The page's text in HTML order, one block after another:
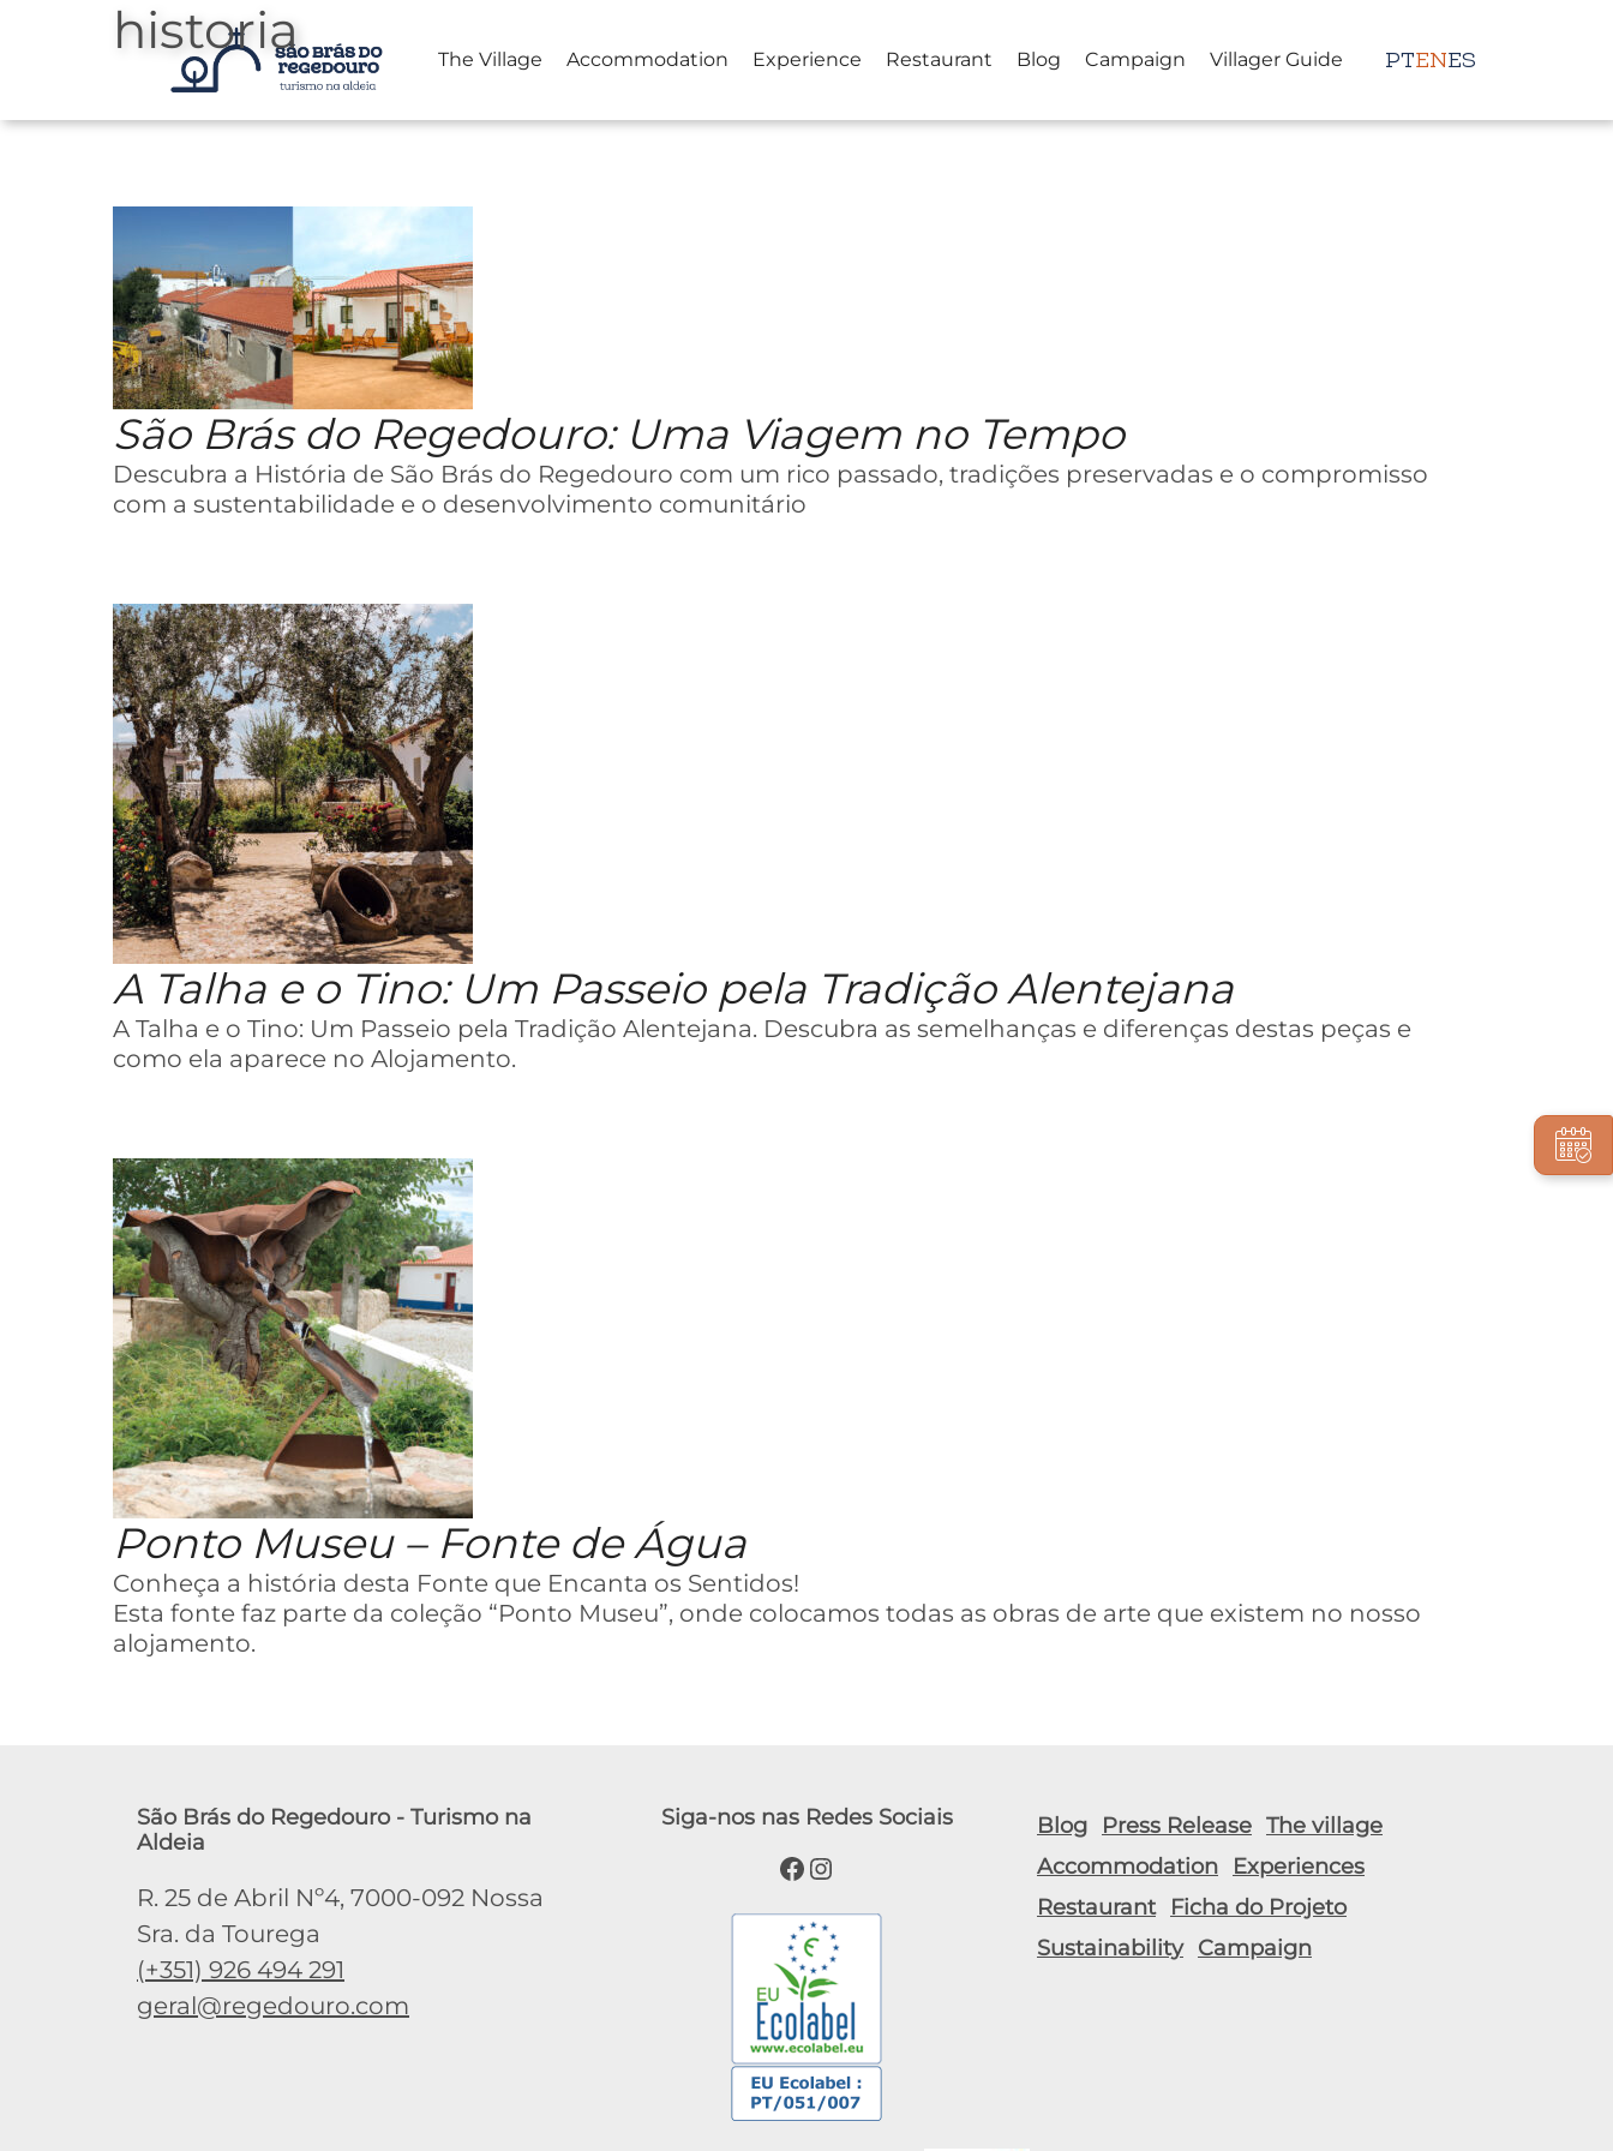
Skip
The Village Accommodation Experience Restaurant Blog Campaign Villager Guide PTENES
historia
São Brás do Regedouro: Uma Viagem no Tempo
Descubra a História de São Brás do Regedouro com um rico passado, tradições preservadas e o compromisso
com a sustentabilidade e o desenvolvimento comunitário
A Talha e o Tino: Um Passeio pela Tradição Alentejana
A Talha e o Tino: Um Passeio pela Tradição Alentejana. Descubra as semelhanças e diferenças destas peças e
como ela aparece no Alojamento.
Ponto Museu – Fonte de Água
Conheça a história desta Fonte que Encanta os Sentidos!
Esta fonte faz parte da coleção “Ponto Museu”, onde colocamos todas as obras de arte que existem no nosso
alojamento.
São Brás do Regedouro - Turismo na
Aldeia
R. 25 de Abril Nº4, 7000-092 Nossa
Sra. da Tourega
(+351) 926 494 291
geral@regedouro.com
Siga-nos nas Redes Sociais
Facebook
Instagram
Blog Press Release The village
Accommodation
Experiences
Restaurant
Ficha do Projeto
Sustainability Campaign